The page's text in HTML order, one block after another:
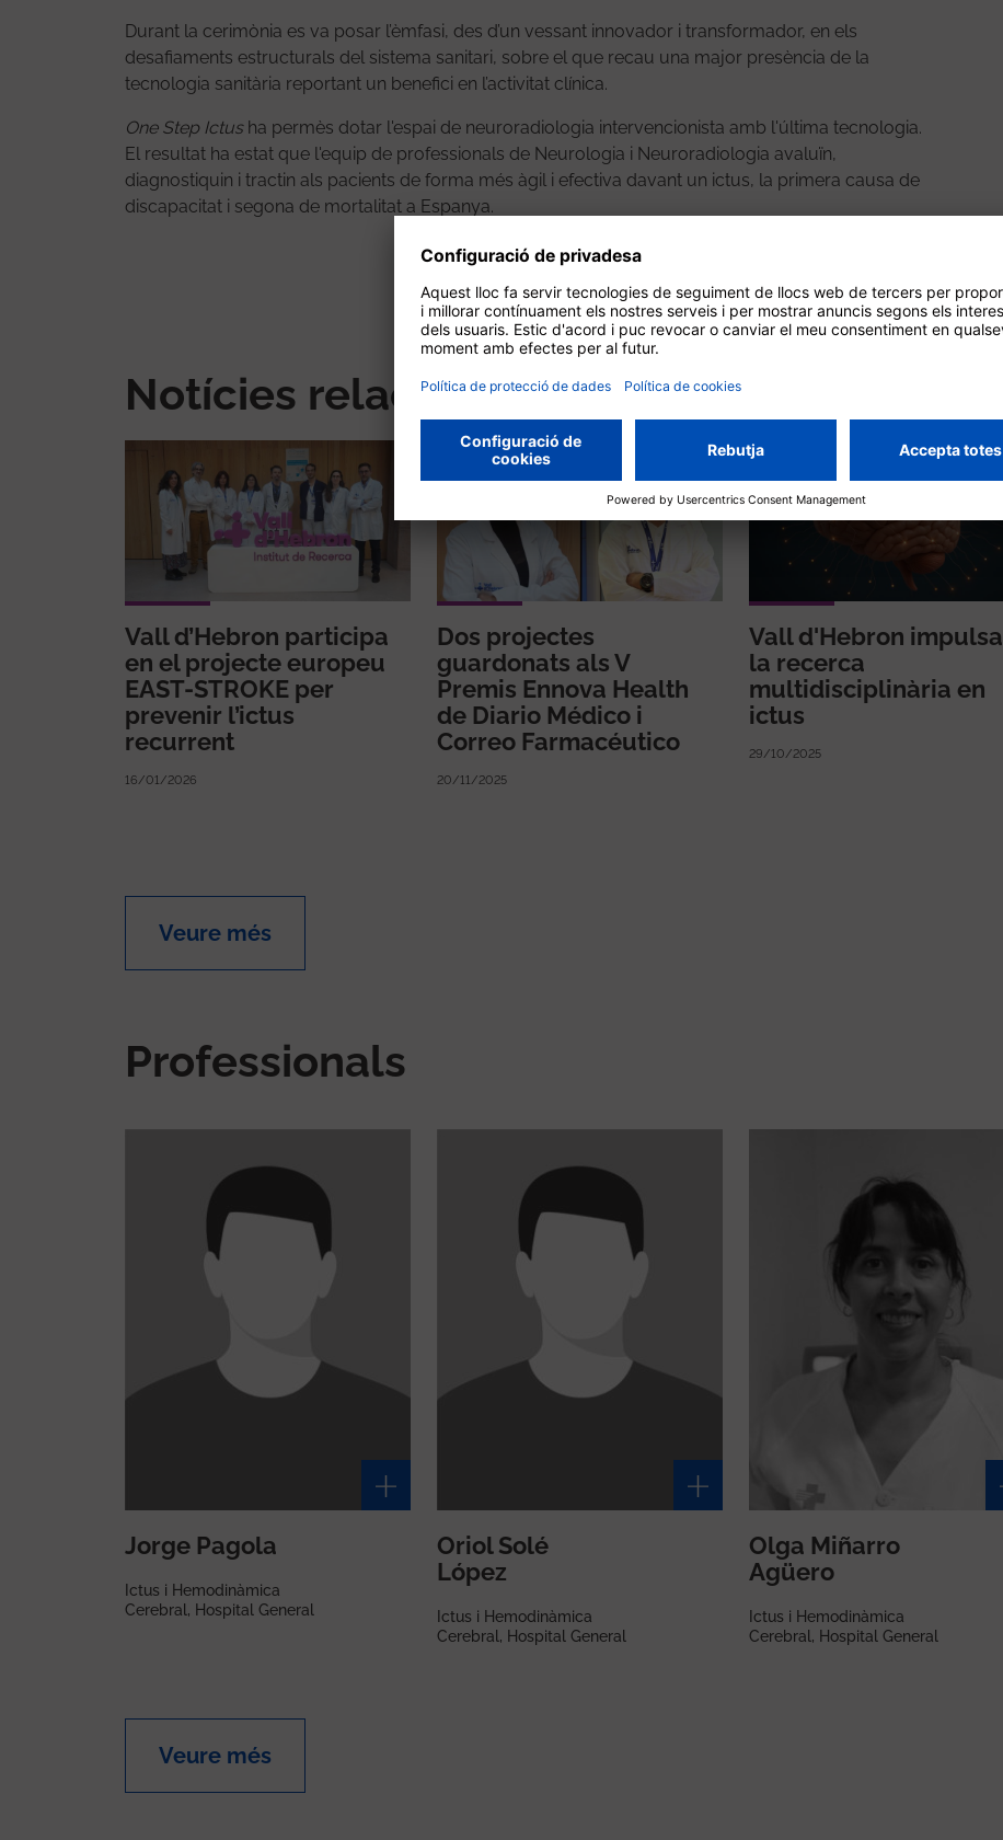
Durant la cerimònia es va posar l’èmfasi, des d’un vessant innovador i transformador, en els
desafiaments estructurals del sistema sanitari, sobre el que recau una major presència de la
tecnologia sanitària reportant un benefici en l’activitat clínica.
One Step Ictusha permès dotar l'espai de neuroradiologia intervencionista amb l'última tecnologia.
El resultat ha estat que l'equip de professionals de Neurologia i Neuroradiologia avaluïn,
diagnostiquin i tractin als pacients de forma més àgil i efectiva davant un ictus, la primera causa de
discapacitat i segona de mortalitat a Espanya.
Notícies relacionades
Vall d’Hebron participa
en el projecte europeu
EAST-STROKE per
prevenir l’ictus
recurrent
16/01/2026
Dos projectes
guardonats als V
Premis Ennova Health
de Diario Médico i
Correo Farmacéutico
20/11/2025
Vall d'Hebron impulsa
la recerca
multidisciplinària en
ictus
29/10/2025
Veure més
Professionals
Jorge Pagola
Ictus i Hemodinàmica
Cerebral, Hospital General
Oriol Solé
López
Ictus i Hemodinàmica
Cerebral, Hospital General
Olga Miñarro
Agüero
Ictus i Hemodinàmica
Cerebral, Hospital General
Veure més